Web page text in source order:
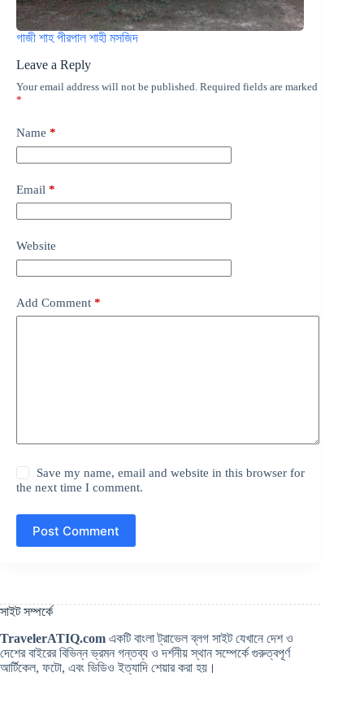
গাজী শাহ পীরপাল শাহী মসজিদ
Leave a Reply
Your email address will not be published. Required fields are marked
*
Name *
Email *
Website
Add Comment *
Save my name, email and website in this browser for
the next time I comment.
Post Comment
সাইট সম্পর্কে
TravelerATIQ.com একটি বাংলা ট্রাভেল ব্লগ সাইট যেখানে দেশ ও
দেশের বাইরের বিভিন্ন ভ্রমন গন্তব্য ও দর্শনীয় স্থান সম্পের্কে গুরুত্বপূর্ণ
আর্টিকেল, ফটো, এবং ভিডিও ইত্যাদি শেয়ার করা হয়।